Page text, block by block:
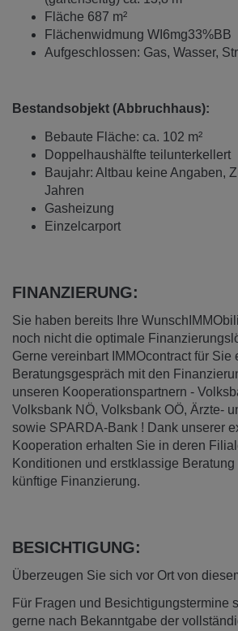
Fläche 687 m²
Flächenwidmung WI6mg33%BB
Aufgeschlossen: Gas, Wasser,
Bestandsobjekt (Abbruchhaus):
Bebaute Fläche: ca. 102 m²
Doppelhaushälfte teilunterkellert
Baujahr: Altbau keine Angaben,
Jahren
Gasheizung
Einzelcarport
FINANZIERUNG:
Sie haben bereits Ihre
noch nicht die optimale
Gerne vereinbart IMMOcontract für Sie
Beratungsgespräch mit den
unseren Kooperationspartnern -
Volksbank NÖ, Volksbank OÖ, Ärzte-
sowie SPARDA-Bank ! Dank unserer
Kooperation erhalten Sie in deren
Konditionen und erstklassige Beratung
künftige Finanzierung.
BESICHTIGUNG:
Überzeugen Sie sich vor Ort von
Für Fragen und Besichtigungstermine
gerne nach Bekanntgabe der